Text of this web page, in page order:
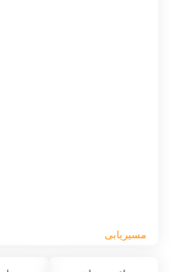
مسیریابی